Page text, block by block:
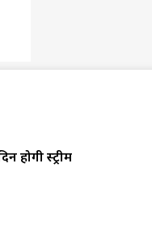
स्ट्रीम